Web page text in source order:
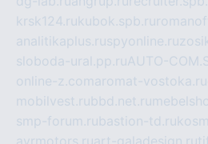
krsk124.rukubok.spb.ru
analitikaplus.ruspyonline.ru
sloboda-ural.pp.ruAUTO-
online-z.comaromat-vostoka.ru
mobilvest.rubbd.net.ru
smp-forum.rubastion-td.ru